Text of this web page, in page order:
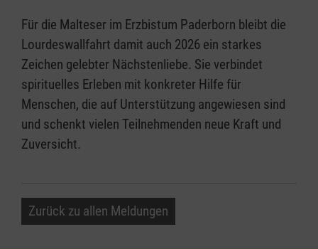
Für die Malteser im Erzbistum Paderborn bleibt die
Lourdeswallfahrt damit auch 2026 ein starkes
Zeichen gelebter Nächstenliebe. Sie verbindet
spirituelles Erleben mit konkreter Hilfe für
Menschen, die auf Unterstützung angewiesen sind
und schenkt vielen Teilnehmenden neue Kraft und
Zuversicht.
Zurück zu allen Meldungen